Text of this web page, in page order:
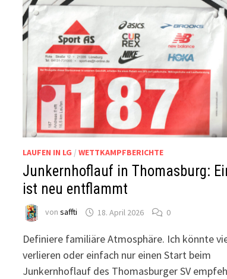
LAUFEN IN LG /WETTKAMPFBERICHTE
Junkernhoflauf in Thomasburg:
ist neu entflammt
vonsaffti 18. April 2026 0
Definiere familiäre Atmosphäre. Ich könnte
verlieren oder einfach nur einen Start beim
Junkernhoflauf des Thomasburger SV